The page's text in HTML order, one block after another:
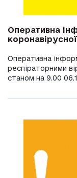
Оперативна
Оперативна
респіраторними
станом на 9.00